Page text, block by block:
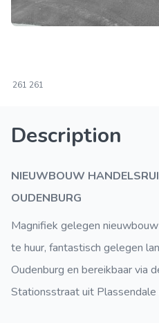
261 261
Description
NIEUWBOUW HANDELSRUIMTE VAN 261 M² IN
OUDENBURG
Magnifiek gelegen
te huur, fantastisch gelegen
Oudenburg en bereikbaar via
Stationsstraat uit Plassendale